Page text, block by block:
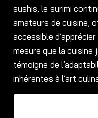
sushis, le surimi
amateurs de cuisine,
accessible
mesure que la cuisine
témoigne de
inhérentes à l’art